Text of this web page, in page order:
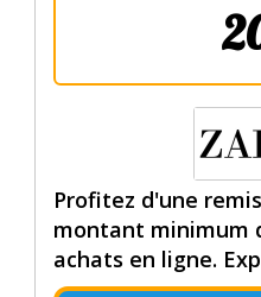
Profitez d'une
montant minimum
achats en ligne.